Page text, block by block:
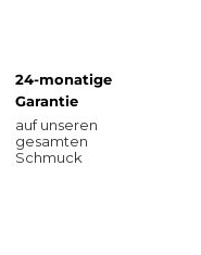
24-monatige
Garantie
auf unseren
gesamten
Schmuck